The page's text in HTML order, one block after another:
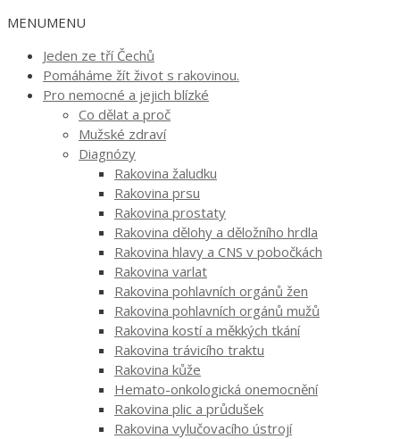
MENUMENU
Jeden ze tří Čechů
Pomáháme žít život s rakovinou.
Pro nemocné a jejich blízké
Co dělat a proč
Mužské zdraví
Diagnózy
Rakovina žaludku
Rakovina prsu
Rakovina prostaty
Rakovina dělohy a děložního hrdla
Rakovina hlavy a CNS v pobočkách
Rakovina varlat
Rakovina pohlavních orgánů žen
Rakovina pohlavních orgánů mužů
Rakovina kostí a měkkých tkání
Rakovina trávicího traktu
Rakovina kůže
Hemato-onkologická onemocnění
Rakovina plic a průdušek
Rakovina vylučovacího ústrojí